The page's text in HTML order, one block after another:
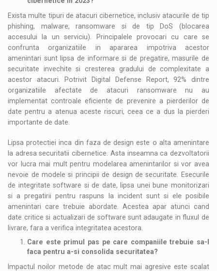
Exista multe tipuri de atacuri cibernetice, inclusiv atacurile de tip
phishing, malware, ransomware si de tip DoS (blocarea
accesului la un serviciu). Principalele provocari cu care se
confrunta organizatiile in apararea impotriva acestor
amenintari sunt lipsa de informare si de pregatire, masurile de
securitate invechite si cresterea gradului de complexitate a
acestor atacuri. Potrivit Digital Defense Report, 92% dintre
organizatiile afectate de atacuri ransomware nu au
implementat controale eficiente de prevenire a pierderilor de
date pentru a atenua aceste riscuri, ceea ce a dus la pierderi
importante de date.
Lipsa protectiei inca din faza de design este o alta amenintare
la adresa securitatii cibernetice. Asta inseamna ca dezvoltatorii
vor lucra mai mult pentru modelarea amenintarilor si vor avea
nevoie de modele si principii de design de securitate. Esecurile
de integritate software si de date, lipsa unei bune monitorizari
si a pregatirii pentru raspuns la incident sunt si ele posibile
amenintari care trebuie abordate. Acestea apar atunci cand
date critice si actualizari de software sunt adaugate in fluxul de
livrare, fara a verifica integritatea acestora.
Care este primul pas pe care companiile trebuie sa-l
faca pentru a-si consolida securitatea?
Impactul noilor metode de atac mult mai agresive este scalat